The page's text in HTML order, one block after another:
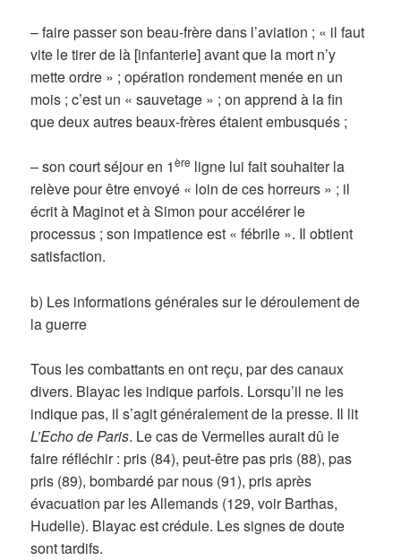
– faire passer son beau-frère dans l’aviation ; « il faut
vite le tirer de là [infanterie] avant que la mort n’y
mette ordre » ; opération rondement menée en un
mois ; c’est un « sauvetage » ; on apprend à la fin
que deux autres beaux-frères étaient embusqués ;
– son court séjour en 1ère ligne lui fait souhaiter la
relève pour être envoyé « loin de ces horreurs » ; il
écrit à Maginot et à Simon pour accélérer le
processus ; son impatience est « fébrile ». Il obtient
satisfaction.
b) Les informations générales sur le déroulement de
la guerre
Tous les combattants en ont reçu, par des canaux
divers. Blayac les indique parfois. Lorsqu’il ne les
indique pas, il s’agit généralement de la presse. Il lit
L’Echo de Paris. Le cas de Vermelles aurait dû le
faire réfléchir : pris (84), peut-être pas pris (88), pas
pris (89), bombardé par nous (91), pris après
évacuation par les Allemands (129, voir Barthas,
Hudelle). Blayac est crédule. Les signes de doute
sont tardifs.